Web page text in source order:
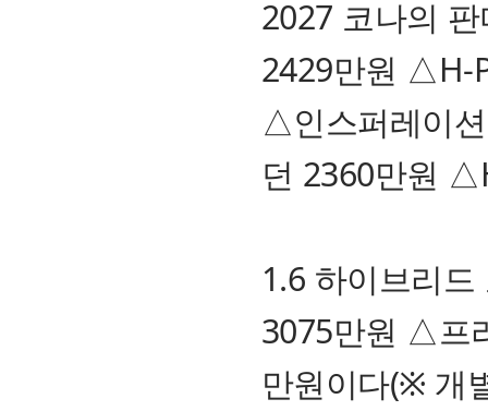
2027 코나의
2429만원 △H-
△인스퍼레이
던 2360만원
1.6 하이브리
3075만원 △프
만원이다(※ 개